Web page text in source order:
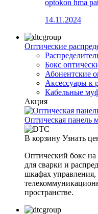
optokon hma
14.11.2024
Оптические
Бокс
Абонентские
Аксессуары к
Кабельные
Акция
Оптическая панель
В корзину Узнать
Оптический бокс
для сварки и
шкафах
пространстве.